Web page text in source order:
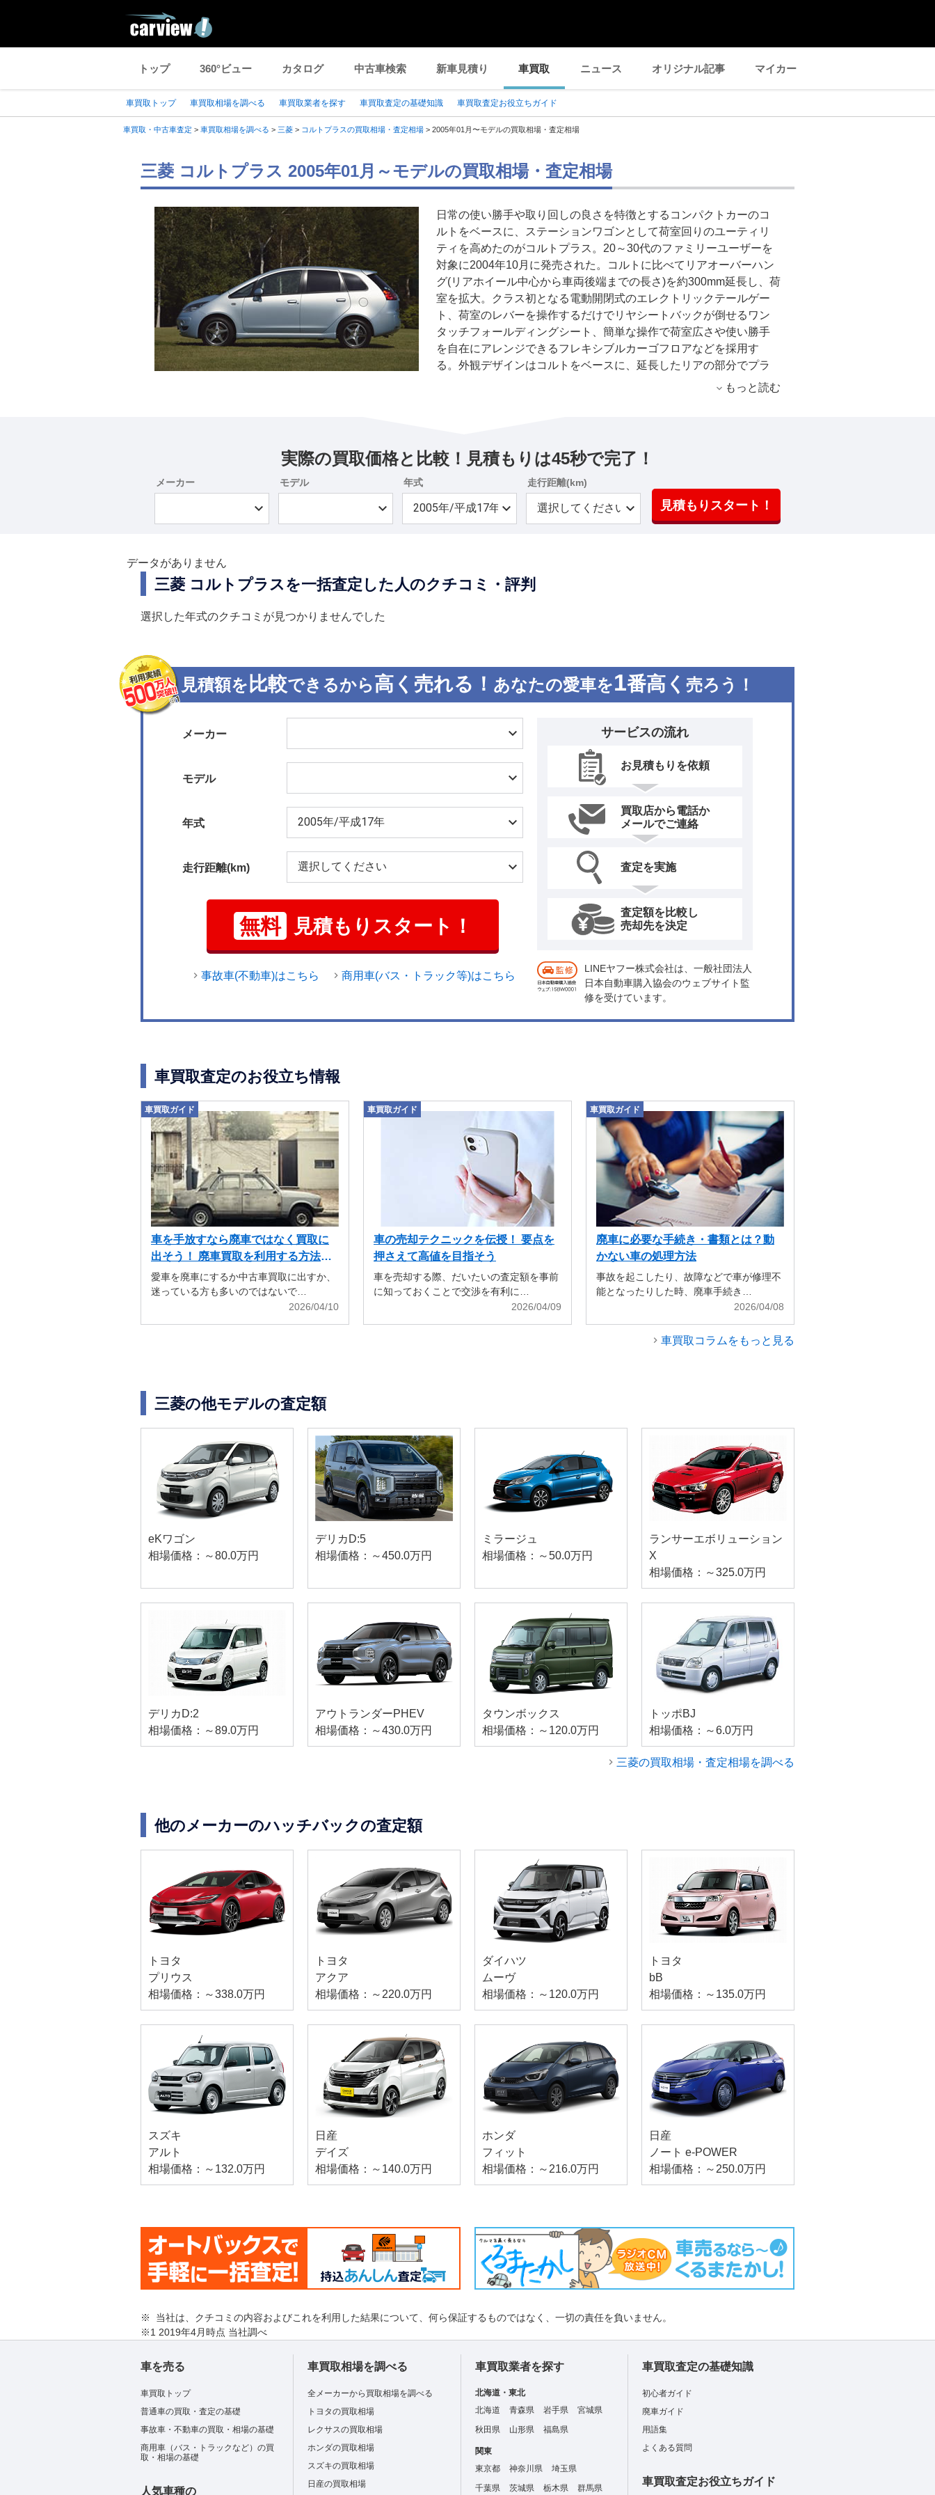
トップ 360°ビュー カタログ 中古車検索 新車見積り 車買取 ニュース オリジナル記事 マイカー
車買取トップ 車買取相場を調べる 車買取業者を探す 車買取査定の基礎知識 車買取査定お役立ちガイド
車買取・中古車査定 > 車買取相場を調べる > 三菱 > コルトプラスの買取相場・査定相場 > 2005年01月〜モデルの買取相場・査定相場
三菱 コルトプラス 2005年01月～モデルの買取相場・査定相場
日常の使い勝手や取り回しの良さを特徴とするコンパクトカーのコ
ルトをベースに、ステーションワゴンとして荷室回りのユーティリ
ティを高めたのがコルトプラス。20～30代のファミリーユーザーを
対象に2004年10月に発売された。コルトに比べてリアオーバーハン
グ(リアホイール中心から車両後端までの長さ)を約300mm延長し、荷
室を拡大。クラス初となる電動開閉式のエレクトリックテールゲー
ト、荷室のレバーを操作するだけでリヤシートバックが倒せるワン
タッチフォールディングシート、簡単な操作で荷室広さや使い勝手
を自在にアレンジできるフレキシブルカーゴフロアなどを採用す
る。外観デザインはコルトをベースに、延長したリアの部分でプラ
スならではの伸び伸びしたスタイルを表現した。室内はグレードに
様。ターボ仕様は154ps／18.3kg・mを発揮。トランスミッションは
全車にCVT(無段変速機)が組み合わされる。2005年11月のマイナー
チェンジでバイオクリアフィルターを採用したほか、自然吸気エン
ジンの排気ガス性能を向上させ、安全装備を充実させた。2006年5月
にはラリーアートの外観デザインを変更し、レカロシートをオプシ
もっと読む
実際の買取価格と比較！見積もりは45秒で完了！
メーカー モデル 年式 走行距離(km)
見積もりスタート！
データがありません
三菱 コルトプラスを一括査定した人のクチコミ・評判
選択した年式のクチコミが見つかりませんでした
見積額を 比較できるから高く売れる！ あなたの愛車を1番高く 売ろう！
メーカー
モデル
年式
走行距離(km)
無料 見積もりスタート！
事故車(不動車)はこちら 商用車(バス・トラック等)はこちら
サービスの流れ
お見積もりを依頼
買取店から電話か
メールでご連絡
査定を実施
査定額を比較し
売却先を決定
LINEヤフー株式会社は、一般社団法人
日本自動車購入協会のウェブサイト監
修を受けています。
車買取査定のお役立ち情報
車買取ガイド
車を手放すなら廃車ではなく買取に
出そう！ 廃車買取を利用する方法も
解説
愛車を廃車にするか中古車買取に出すか、
迷っている方も多いのではないで…
2026/04/10
車買取ガイド
車の売却テクニックを伝授！ 要点を
押さえて高値を目指そう
車を売却する際、だいたいの査定額を事前
に知っておくことで交渉を有利に…
2026/04/09
車買取ガイド
廃車に必要な手続き・書類とは？動
かない車の処理方法
事故を起こしたり、故障などで車が修理不
能となったりした時、廃車手続き…
2026/04/08
車買取コラムをもっと見る
三菱の他モデルの査定額
eKワゴン
相場価格：～80.0万円
デリカD:5
相場価格：～450.0万円
ミラージュ
相場価格：～50.0万円
ランサーエボリューション
X
相場価格：～325.0万円
デリカD:2
相場価格：～89.0万円
アウトランダーPHEV
相場価格：～430.0万円
タウンボックス
相場価格：～120.0万円
トッポBJ
相場価格：～6.0万円
三菱の買取相場・査定相場を調べる
他のメーカーのハッチバックの査定額
トヨタ
プリウス
相場価格：～338.0万円
トヨタ
アクア
相場価格：～220.0万円
ダイハツ
ムーヴ
相場価格：～120.0万円
トヨタ
bB
相場価格：～135.0万円
スズキ
アルト
相場価格：～132.0万円
日産
デイズ
相場価格：～140.0万円
ホンダ
フィット
相場価格：～216.0万円
日産
ノート e-POWER
相場価格：～250.0万円
※ 当社は、クチコミの内容およびこれを利用した結果について、何ら保証するものではなく、一切の責任を負いません。
※1 2019年4月時点 当社調べ
車を売る
車買取トップ
普通車の買取・査定の基礎
事故車・不動車の買取・相場の基礎
商用車（バス・トラックなど）の買
取・相場の基礎
人気車種の
車買取相場を調べる
全メーカーから買取相場を調べる
トヨタの買取相場
レクサスの買取相場
ホンダの買取相場
スズキの買取相場
日産の買取相場
車買取業者を探す
北海道・東北
北海道
青森県 岩手県
宮城県
秋田県
山形県 福島県
関東
東京都
神奈川県
埼玉県
千葉県
茨城県 栃木県 群馬県
車買取査定の基礎知識
初心者ガイド
廃車ガイド
用語集
よくある質問
車買取査定お役立ちガイド